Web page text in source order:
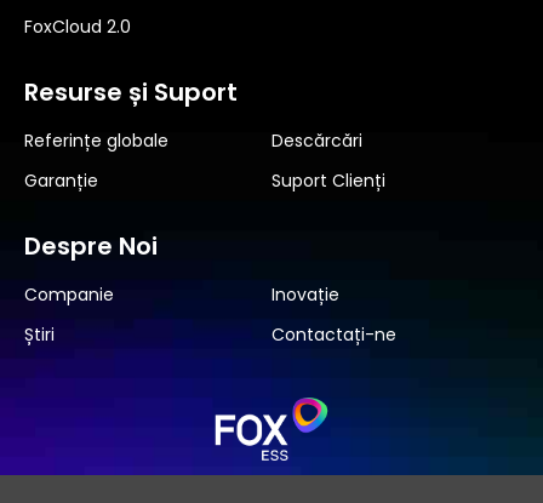
FoxCloud 2.0
Resurse și Suport
Referințe globale
Descărcări
Garanție
Suport Clienți
Despre Noi
Companie
Inovație
Știri
Contactați-ne